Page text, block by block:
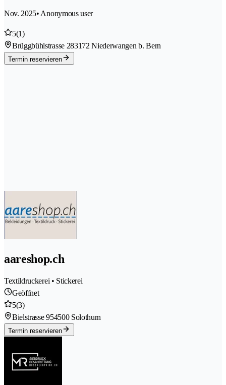
Nov. 2025• Anonymous user
5(1)
Brüggbühlstrasse 283172 Niederwangen b. Bern
Termin reservieren
aareshop.ch
Textildruckerei • Stickerei
Geöffnet
5(3)
Bielstrasse 954500 Solothurn
Termin reservieren